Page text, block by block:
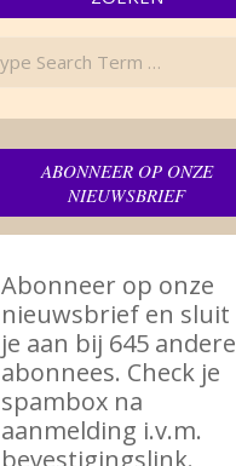
ABONNEER OP ONZE
NIEUWSBRIEF
Abonneer op onze
nieuwsbrief en sluit
je aan bij 645 andere
abonnees. Check je
spambox na
aanmelding i.v.m.
bevestigingslink.